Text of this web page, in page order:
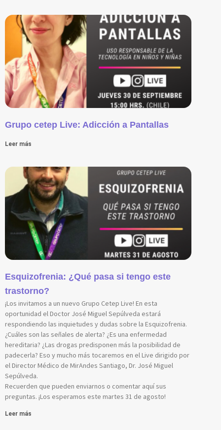
Grupo cetep Live: Adicción a Pantallas
Leer más
Esquizofrenia: ¿Qué pasa si tengo este
trastorno?
¡Los invitamos a un nuevo Grupo Cetep Live! En esta
oportunidad el Doctor José Miguel Sepúlveda estará
respondiendo las inquietudes y dudas sobre la Esquizofrenia.
¿Cuáles son las señales de alerta? ¿Es una enfermedad
hereditaria? ¿Las drogas predisponen más la posibilidad de
padecerla? Eso y mucho más tocaremos en el Live dirigido por
el Director Médico de MirAndes Santiago, Dr. José Miguel
Sepúlveda.
Recuerden que pueden enviarnos o comentar aquí sus
preguntas. ¡Los esperamos este martes 31 de agosto!
Leer más